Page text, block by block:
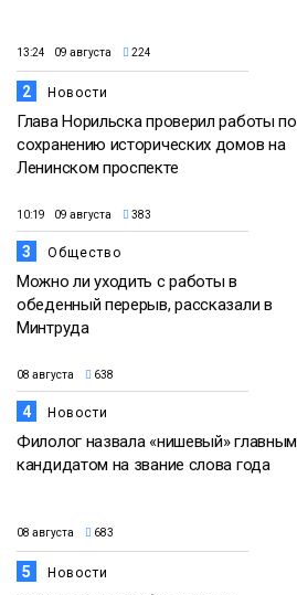
13:24 09 августа 224
2 Новости
Глава Норильска проверил работы по
сохранению исторических домов на
Ленинском проспекте
10:19 09 августа 383
3 Общество
Можно ли уходить с работы в
обеденный перерыв, рассказали в
Минтруда
08 августа 638
4 Новости
Филолог назвала «нишевый» главным
кандидатом на звание слова года
08 августа 683
5 Новости